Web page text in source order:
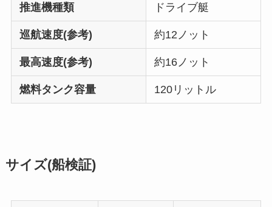
推進機種類 ドライブ艇
巡航速度(参考) 約12ノット
最高速度(参考) 約16ノット
燃料タンク容量 120リットル
サイズ(船検証)